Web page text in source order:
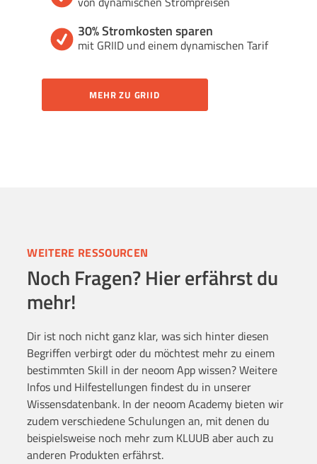
30% Stromkosten sparen
mit GRIID und einem dynamischen Tarif
MEHR ZU GRIID
WEITERE RESSOURCEN
Noch Fragen? Hier erfährst du
mehr!
Dir ist noch nicht ganz klar, was sich hinter diesen
Begriffen verbirgt oder du möchtest mehr zu einem
bestimmten Skill in der neoom App wissen? Weitere
Infos und Hilfestellungen findest du in unserer
Wissensdatenbank. In der neoom Academy bieten wir
zudem verschiedene Schulungen an, mit denen du
beispielsweise noch mehr zum KLUUB aber auch zu
anderen Produkten erfährst.